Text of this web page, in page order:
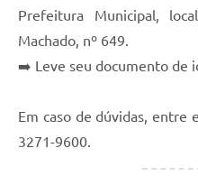
Notícias
Carta de Serviços
Prefeitura Municipal,
Machado, nº 649.
➡️ Leve seu documento de
Em caso de dúvidas, entre
3271-9600.